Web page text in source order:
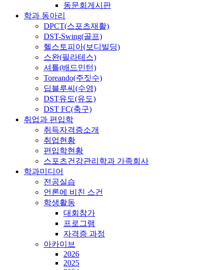
동문회게시판
학과 동아리
DPCT(스포츠재활)
DST-Swing(골프)
헬스토피아(보디빌딩)
스완(필라테스)
셔틀(배드민턴)
Toreando(주짓수)
딥블루씨(수영)
DST유도(유도)
DST FC(축구)
취업과 편입학
취득자격증소개
취업현황
편입학현황
스포츠건강관리학과 가족회사
학과미디어
전공실습
언론에 비친 스건
학생활동
대회참가
프로그램
자격증 과정
아카이브
2026
2025